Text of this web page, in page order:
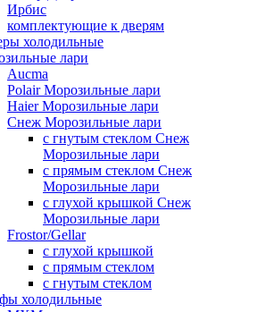
Ирбис
комплектующие к дверям
холодильные
лари
Aucma
Polair Морозильные лари
Haier Морозильные лари
Снеж Морозильные лари
с гнутым стеклом Снеж
Морозильные лари
с прямым стеклом Снеж
Морозильные лари
с глухой крышкой Снеж
Морозильные лари
Frostor/Gellar
с глухой крышкой
с прямым стеклом
с гнутым стеклом
холодильные